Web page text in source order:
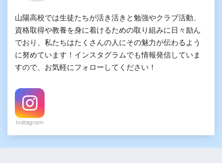
山陽高校では生徒たちが活き活きと勉強やクラブ活動、
資格取得や教養を身に着けるための取り組みに日々励ん
でおり、私たちはたくさんの人にその魅力が伝わるよう
に努めています！インスタグラムでも情報発信していま
すので、お気軽にフォローしてください！
Instagram